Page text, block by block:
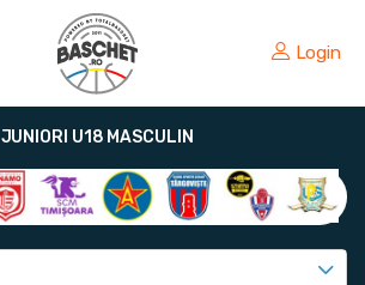
Login
JUNIORI U18 MASCULIN